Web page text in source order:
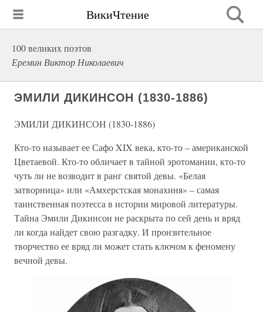
ВикиЧтение
100 великих поэтов
Еремин Виктор Николаевич
ЭМИЛИ ДИКИНСОН (1830-1886)
ЭМИЛИ ДИКИНСОН (1830-1886)
Кто-то называет ее Сафо XIX века, кто-то – американской
Цветаевой. Кто-то обличает в тайной эротомании, кто-то
чуть ли не возводит в ранг святой девы. «Белая
затворница» или «Амхерстская монахиня» – самая
таинственная поэтесса в истории мировой литературы.
Тайна Эмили Дикинсон не раскрыта по сей день и вряд
ли когда найдет свою разгадку. И пронзительное
творчество ее вряд ли может стать ключом к феномену
вечной девы.